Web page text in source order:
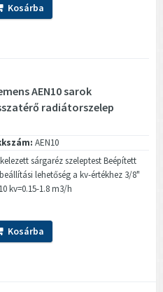
Kosárba
AEN10 sarok
radiátorszelep
AEN10
sárgaréz szeleptest Beépített
lehetőség a kv-értékhez 3/8"
kv=0.15-1.8 m3/h
Kosárba